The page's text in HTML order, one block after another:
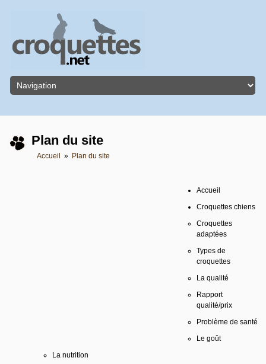
Plan du site
Accueil » Plan du site
Accueil
Croquettes chiens
Croquettes
adaptées
Types de
croquettes
La qualité
Rapport
qualité/prix
Problème de santé
Le goût
La nutrition